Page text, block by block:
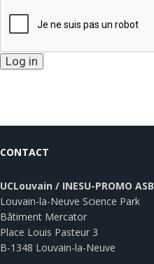
CONTACT
UCLouvain / INESU-PROMO
Louvain-la-Neuve Science Park
Bâtiment Mercator
Place Louis Pasteur 3
B-1348 Louvain-la-Neuve